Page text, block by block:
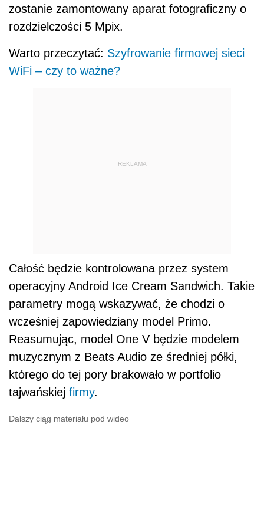
zostanie zamontowany aparat fotograficzny o
rozdzielczości 5 Mpix.
Warto przeczytać: Szyfrowanie firmowej sieci
WiFi – czy to ważne?
REKLAMA
Całość będzie kontrolowana przez system
operacyjny Android Ice Cream Sandwich. Takie
parametry mogą wskazywać, że chodzi o
wcześniej zapowiedziany model Primo.
Reasumując, model One V będzie modelem
muzycznym z Beats Audio ze średniej półki,
którego do tej pory brakowało w portfolio
tajwańskiej firmy.
Dalszy ciąg materiału pod wideo